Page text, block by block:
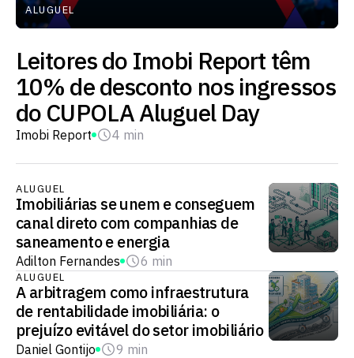
ALUGUEL
Leitores do Imobi Report têm
10% de desconto nos ingressos
do CUPOLA Aluguel Day
Imobi Report 4 min
ALUGUEL
Imobiliárias se unem e conseguem
canal direto com companhias de
saneamento e energia
Adilton Fernandes 6 min
ALUGUEL
A arbitragem como infraestrutura
de rentabilidade imobiliária: o
prejuízo evitável do setor imobiliário
Daniel Gontijo 9 min